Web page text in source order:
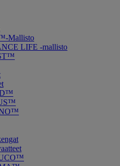
Mallisto
LIFE -mallisto